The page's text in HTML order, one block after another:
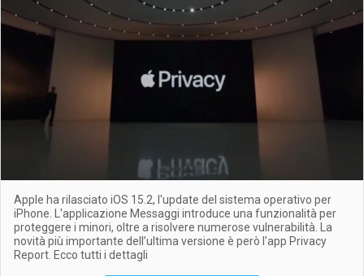
Apple ha rilasciato iOS 15.2, l'update del sistema operativo per
iPhone. L'applicazione Messaggi introduce una funzionalità per
proteggere i minori, oltre a risolvere numerose vulnerabilità. La
novità più importante dell’ultima versione è però l'app Privacy
Report. Ecco tutti i dettagli